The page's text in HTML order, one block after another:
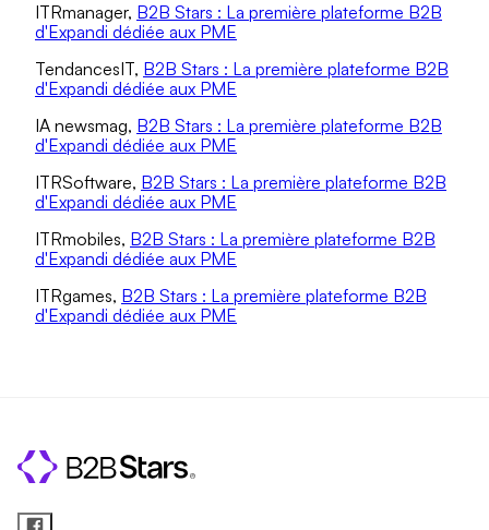
ITRmanager, B2B Stars : La première plateforme B2B
d'Expandi dédiée aux PME
TendancesIT, B2B Stars : La première plateforme B2B
d'Expandi dédiée aux PME
IA newsmag, B2B Stars : La première plateforme B2B
d'Expandi dédiée aux PME
ITRSoftware, B2B Stars : La première plateforme B2B
d'Expandi dédiée aux PME
ITRmobiles, B2B Stars : La première plateforme B2B
d'Expandi dédiée aux PME
ITRgames, B2B Stars : La première plateforme B2B
d'Expandi dédiée aux PME